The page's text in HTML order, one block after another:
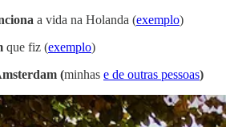
a vida na Holanda (exemplo)
que fiz (exemplo)
(minhas e de outras pessoas)